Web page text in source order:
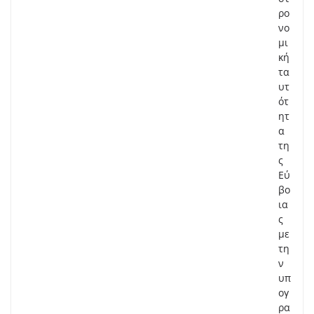
ρο
νο
μι
κή
τα
υτ
ότ
ητ
α
τη
ς
Εύ
βο
ια
ς
με
τη
ν
υπ
ογ
ρα